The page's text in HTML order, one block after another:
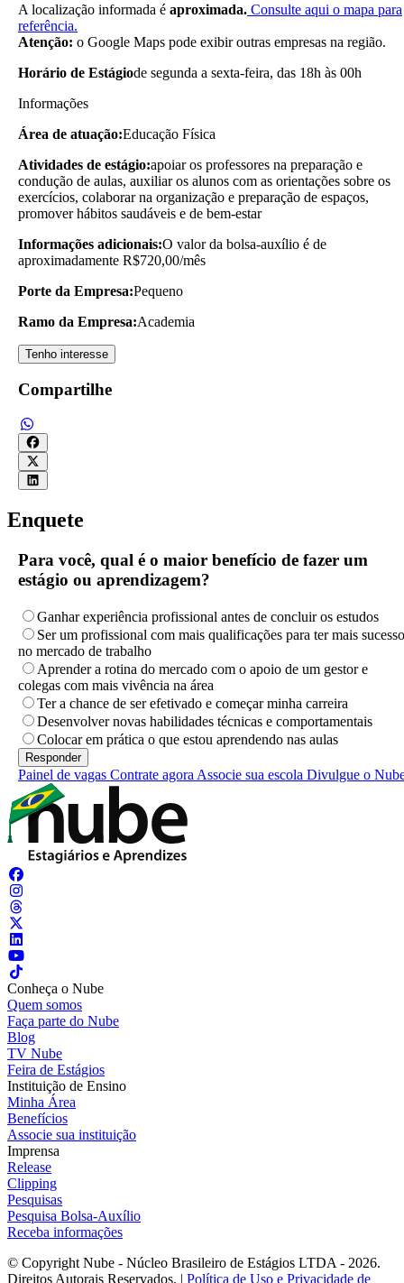
A localização informada é aproximada. Consulte aqui o mapa para
referência.
Atenção: o Google Maps pode exibir outras empresas na região.
Horário de Estágiode segunda a sexta-feira, das 18h às 00h
Informações
Área de atuação:Educação Física
Atividades de estágio:apoiar os professores na preparação e
condução de aulas, auxiliar os alunos com as orientações sobre os
exercícios, colaborar na organização e preparação de espaços,
promover hábitos saudáveis e de bem-estar
Informações adicionais:O valor da bolsa-auxílio é de
aproximadamente R$720,00/mês
Porte da Empresa:Pequeno
Ramo da Empresa:Academia
Tenho interesse
Compartilhe
Enquete
Para você, qual é o maior benefício de fazer um
estágio ou aprendizagem?
Ganhar experiência profissional antes de concluir os estudos
Ser um profissional com mais qualificações para ter mais sucesso
no mercado de trabalho
Aprender a rotina do mercado com o apoio de um gestor e
colegas com mais vivência na área
Ter a chance de ser efetivado e começar minha carreira
Desenvolver novas habilidades técnicas e comportamentais
Colocar em prática o que estou aprendendo nas aulas
Painel de vagas Contrate agora Associe sua escola Divulgue o
Conheça o Nube
Quem somos
Faça parte do Nube
Blog
TV Nube
Feira de Estágios
Instituição de Ensino
Minha Área
Benefícios
Associe sua instituição
Imprensa
Release
Clipping
Pesquisas
Pesquisa Bolsa-Auxílio
Receba informações
© Copyright Nube - Núcleo Brasileiro de Estágios LTDA - 2026.
Direitos Autorais Reservados. | Política de Uso e Privacidade de